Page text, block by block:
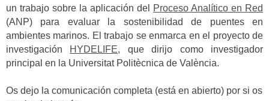
un trabajo sobre la aplicación del
Proceso Analítico en Red
(ANP) para evaluar la sostenibilidad de puentes en
ambientes marinos. El trabajo se enmarca en el proyecto de
investigación HYDELIFE, que dirijo como investigador
principal en la Universitat Politècnica de València.
Os dejo la comunicación completa (está en abierto) por si os